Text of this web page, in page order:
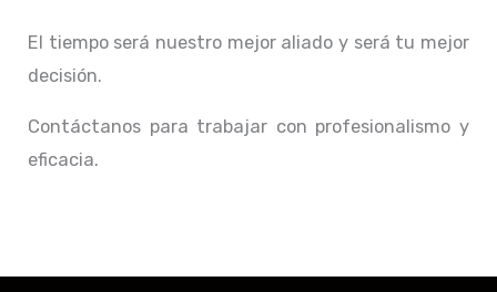
El tiempo será nuestro mejor aliado y será tu mejor
decisión.
Contáctanos para trabajar con profesionalismo y
eficacia.